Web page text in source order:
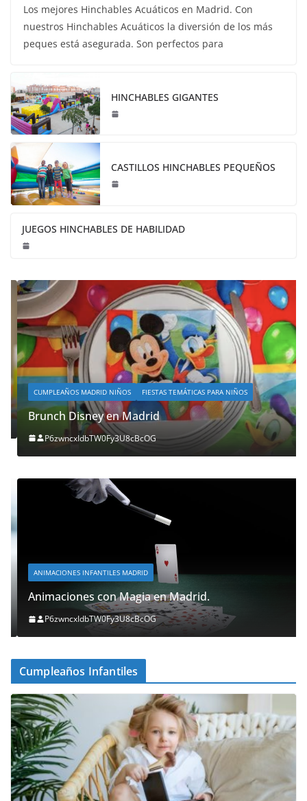
Los mejores Hinchables Acuáticos en Madrid. Con
nuestros Hinchables Acuáticos la diversión de los más
peques está asegurada. Son perfectos para
HINCHABLES GIGANTES
CASTILLOS HINCHABLES PEQUEÑOS
JUEGOS HINCHABLES DE HABILIDAD
CUMPLEAÑOS MADRID NIÑOS FIESTAS TEMÁTICAS PARA NIÑOS
Brunch Disney en Madrid
P6zwncxIdbTW0Fy3U8cBcOG
ANIMACIONES INFANTILES MADRID
Animaciones con Magia en Madrid.
P6zwncxIdbTW0Fy3U8cBcOG
Cumpleaños Infantiles